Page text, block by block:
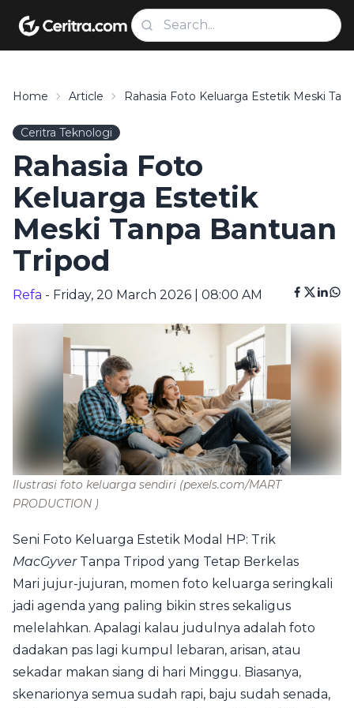
Home Article Rahasia Foto Keluarga Estetik Meski
Ceritra Teknologi
Rahasia Foto
Keluarga Estetik
Meski Tanpa Bantuan
Tripod
Refa - Friday, 20 March 2026 | 08:00 AM
Ilustrasi foto keluarga sendiri (pexels.com/MART
PRODUCTION )
Seni Foto Keluarga Estetik Modal HP: Trik
MacGyverTanpa Tripod yang Tetap Berkelas
Mari jujur-jujuran, momen foto keluarga seringkali
jadi agenda yang paling bikin stres sekaligus
melelahkan. Apalagi kalau judulnya adalah foto
dadakan pas lagi kumpul lebaran, arisan, atau
sekadar makan siang di hari Minggu. Biasanya,
skenarionya semua sudah rapi, baju sudah senada,